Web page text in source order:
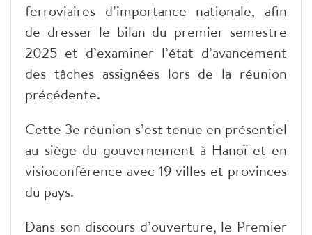
ferroviaires d’importance nationale, afin
de dresser le bilan du premier semestre
2025 et d’examiner l’état d’avancement
des tâches assignées lors de la réunion
précédente.
Cette 3e réunion s’est tenue en présentiel
au siège du gouvernement à Hanoï et en
visioconférence avec 19 villes et provinces
du pays.
Dans son discours d’ouverture, le Premier